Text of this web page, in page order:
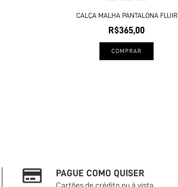
CALÇA MALHA PANTALONA FLUIR
R$365,00
COMPRAR
PAGUE COMO QUISER